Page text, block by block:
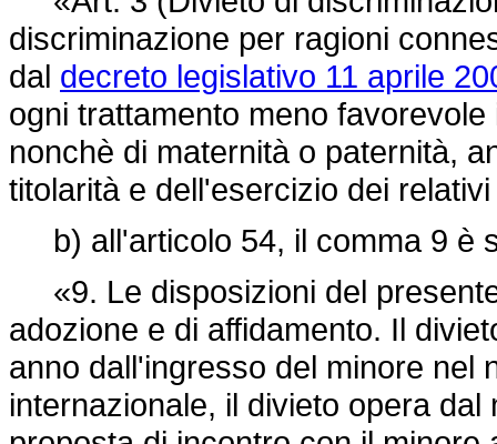
discriminazione per ragioni
dal decreto legislativo 11 aprile
ogni trattamento meno
nonchè di maternità o paternità,
titolarità e dell'esercizio dei
b) all'articolo 54, il comma 9 è
«9. Le disposizioni del
adozione e di affidamento. Il
anno dall'ingresso del minore nel
internazionale, il divieto opera